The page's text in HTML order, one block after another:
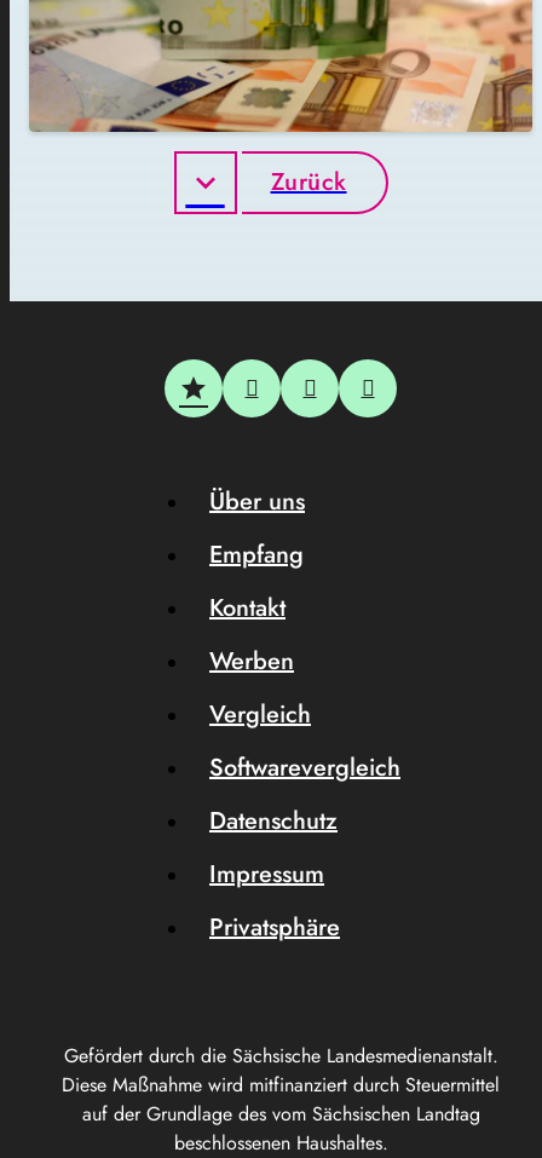
Zurück
Gefördert durch die Sächsische Landesmedienanstalt.
Diese Maßnahme wird mitfinanziert durch Steuermittel
auf der Grundlage des vom Sächsischen Landtag
beschlossenen Haushaltes.
Über uns
Empfang
Kontakt
Werben
Vergleich
Softwarevergleich
Datenschutz
Impressum
Privatsphäre